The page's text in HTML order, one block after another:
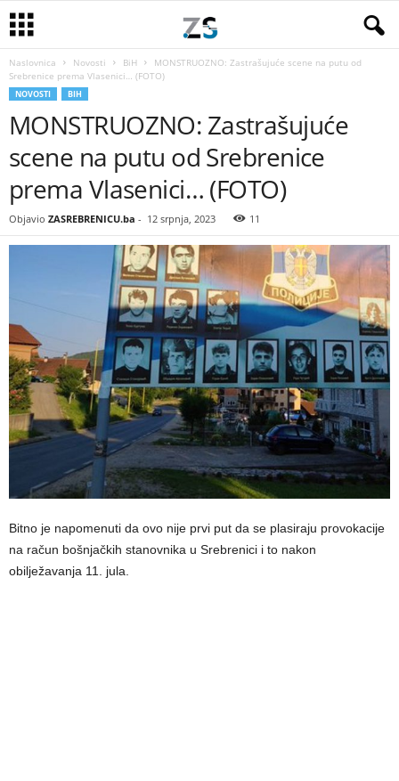
Naslovnica Novosti BiH
MONSTRUOZNO: Zastrašujuće scene na putu od
Srebrenice prema Vlasenici… (FOTO)
NOVOSTI BIH
MONSTRUOZNO: Zastrašujuće
scene na putu od Srebrenice
prema Vlasenici… (FOTO)
Objavio ZASREBRENICU.ba - 12 srpnja, 2023 11
Bitno je napomenuti da ovo nije prvi put da se plasiraju provokacije
na račun bošnjačkih stanovnika u Srebrenici i to nakon
obilježavanja 11. jula.